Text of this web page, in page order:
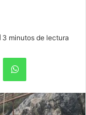
3 minutos de lectura
WhatsApp